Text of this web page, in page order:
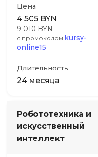
Цена
4 505 BYN
9 010 BYN
с промокодом kursy-
online15
Длительность
24 месяца
Робототехника и
искусственный
интеллект